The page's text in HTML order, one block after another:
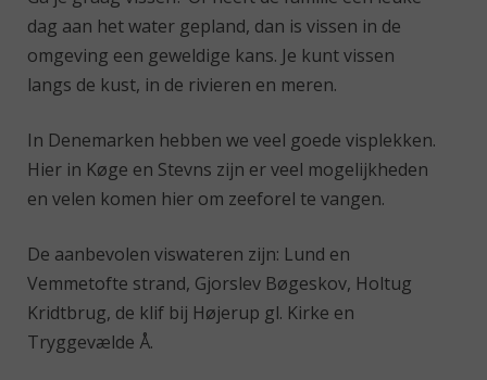
dag aan het water gepland, dan is vissen in de
omgeving een geweldige kans. Je kunt vissen
langs de kust, in de rivieren en meren.
In Denemarken hebben we veel goede visplekken.
Hier in Køge en Stevns zijn er veel mogelijkheden
en velen komen hier om zeeforel te vangen.
De aanbevolen viswateren zijn: Lund en
Vemmetofte strand, Gjorslev Bøgeskov, Holtug
Kridtbrug, de klif bij Højerup gl. Kirke en
Tryggevælde Å.